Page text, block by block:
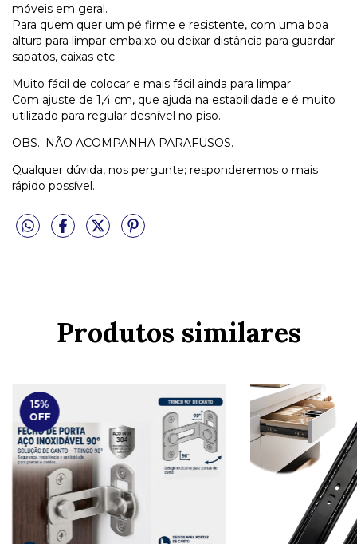
móveis em geral.
Para quem quer um pé firme e resistente, com uma boa
altura para limpar embaixo ou deixar distância para guardar
sapatos, caixas etc.
Muito fácil de colocar e mais fácil ainda para limpar.
Com ajuste de 1,4 cm, que ajuda na estabilidade e é muito
utilizado para regular desnível no piso.
OBS.: NÃO ACOMPANHA PARAFUSOS.
Qualquer dúvida, nos pergunte; responderemos o mais
rápido possível.
Produtos similares
15%
OFF